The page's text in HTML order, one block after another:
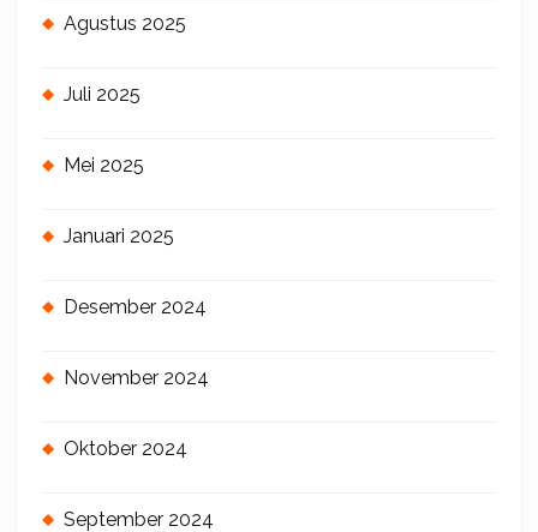
Agustus 2025
Juli 2025
Mei 2025
Januari 2025
Desember 2024
November 2024
Oktober 2024
September 2024